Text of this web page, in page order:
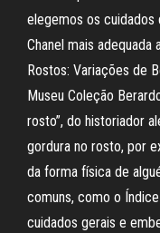
elegemos os cuidados
Chanel mais adequada
Rostos: Variações de
Museu Coleção
rosto”, do historiador
gordura no rosto, por
da forma física de
comuns, como o
cuidados gerais e